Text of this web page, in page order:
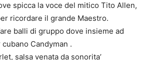
spicca la voce del mitico Tito Allen,
ricordare il grande Maestro.
balli di gruppo dove insieme ad
Candyman .
salsa venata da sonorita’